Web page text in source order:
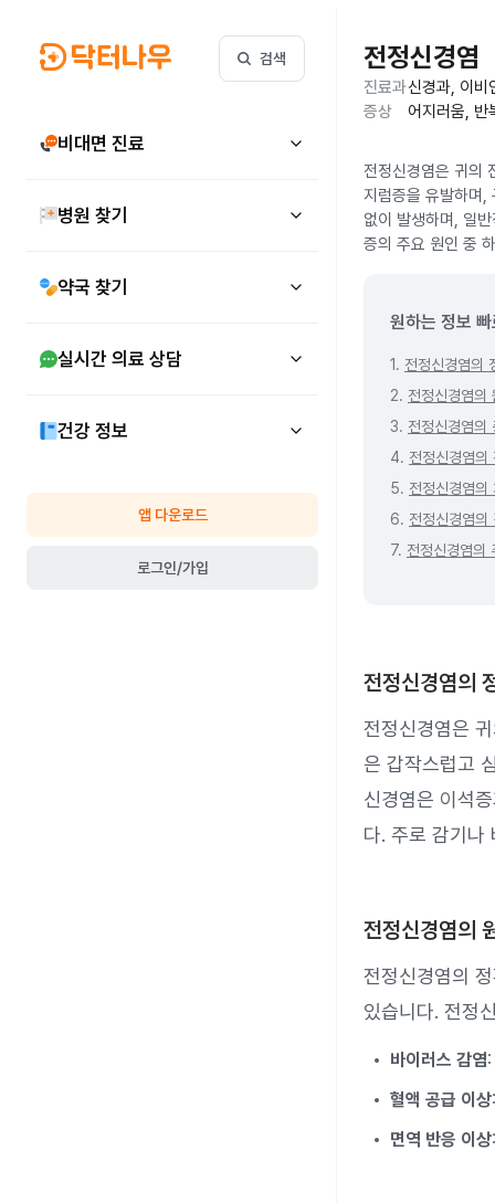
검색
비대면 진료
병원 찾기
약국 찾기
실시간 의료 상담
건강 정보
앱 다운로드
로그인/가입
전정신경염
진료과신경과, 이비
증상
어지러움, 반
전정신경염은 귀의
지럼증을 유발하며,
없이 발생하며, 일
증의 주요 원인 중
원하는 정보
1. 전정신경염의
2. 전정신경염의
3. 전정신경염의
4. 전정신경염의
5. 전정신경염의
6. 전정신경염의
7. 전정신경염의
전정신경염의
전정신경염은
은 갑작스럽고
신경염은 이석
다. 주로 감기나
전정신경염의
전정신경염의
있습니다. 전정
바이러스 감염
혈액 공급 이상
면역 반응 이상